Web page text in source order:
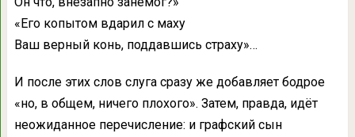
«Его копытом вдарил с маху
Ваш верный конь, поддавшись страху»…
И после этих слов слуга сразу же добавляет бодрое
«но, в общем, ничего плохого». Затем, правда, идёт
неожиданное перечисление: и графский сын